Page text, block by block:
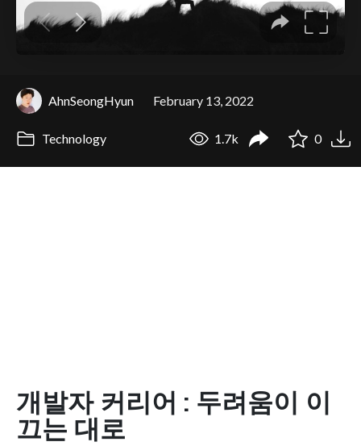
AhnSeongHyun February 13, 2022
Technology 1.7k 0
개발자 커리어 : 두려움이 이
끄는 대로